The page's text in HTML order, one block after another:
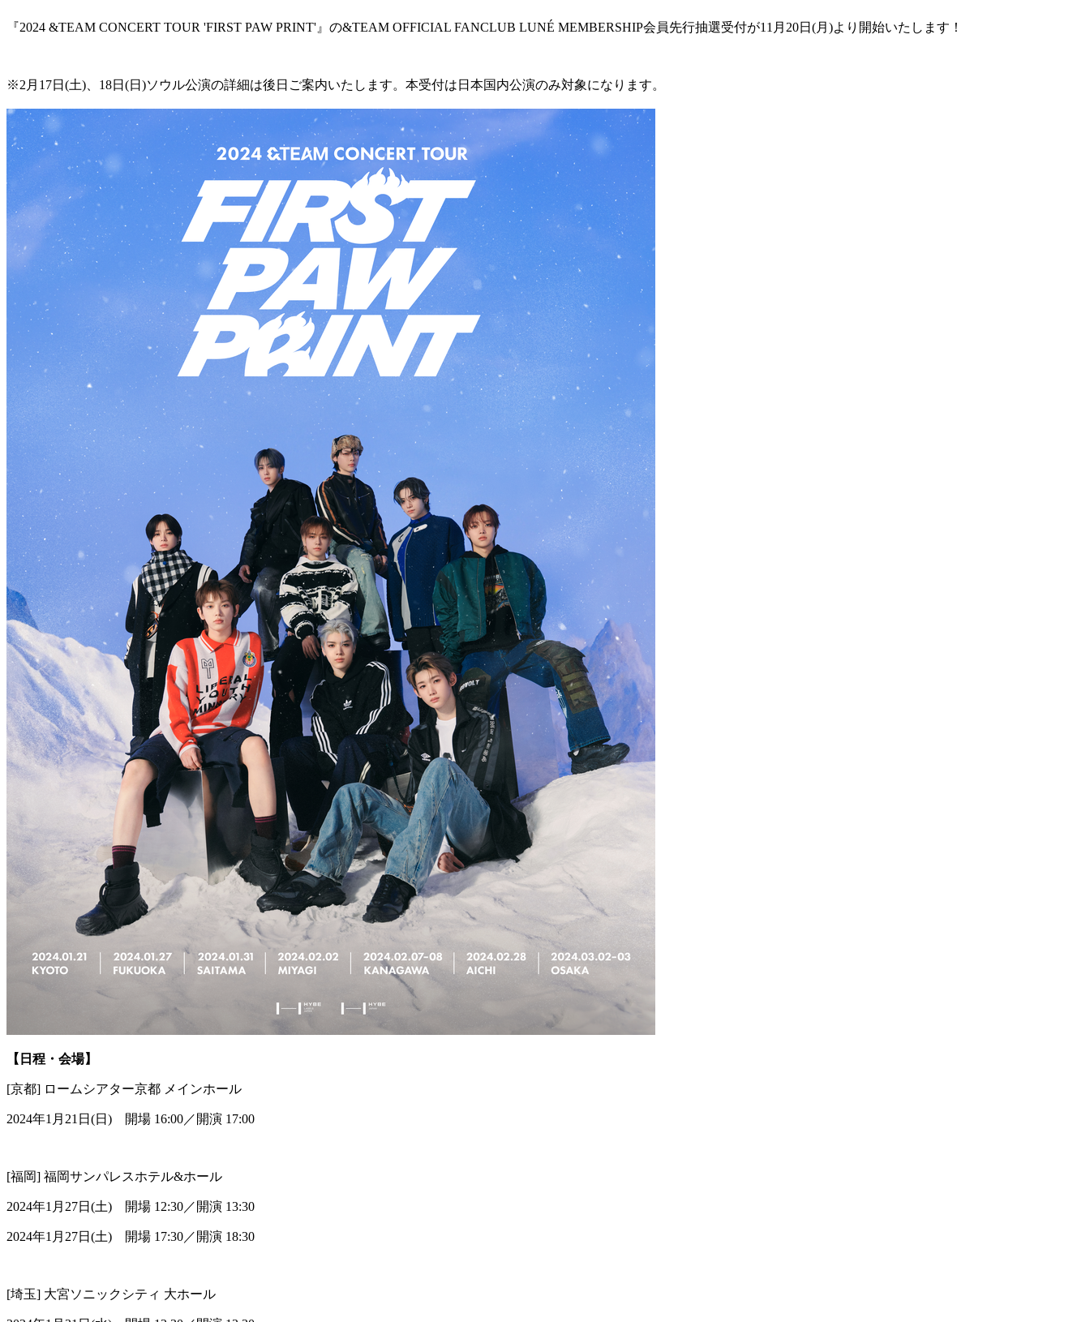
『2024 &TEAM CONCERT TOUR 'FIRST PAW PRINT'』の&TEAM OFFICIAL FANCLUB LUNÉ MEMBERSHIP会員先行抽選受付が11月20日(月)より開始いたします！
※2月17日(土)、18日(日)ソウル公演の詳細は後日ご案内いたします。本受付は日本国内公演のみ対象になります。
【日程・会場】
[京都] ロームシアター京都 メインホール
2024年1月21日(日) 開場 16:00／開演 17:00
[福岡] 福岡サンパレスホテル&ホール
2024年1月27日(土) 開場 12:30／開演 13:30
2024年1月27日(土) 開場 17:30／開演 18:30
[埼玉] 大宮ソニックシティ 大ホール